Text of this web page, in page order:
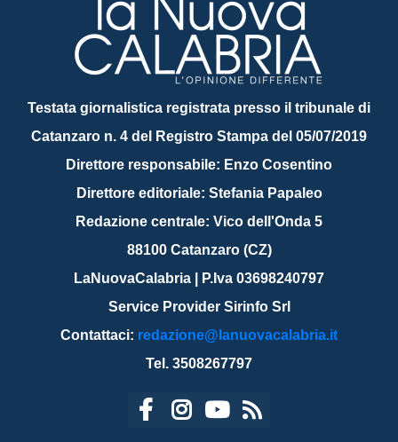
Testata giornalistica registrata presso il tribunale di
Catanzaro n. 4 del Registro Stampa del 05/07/2019
Direttore responsabile: Enzo Cosentino
Direttore editoriale: Stefania Papaleo
Redazione centrale: Vico dell'Onda 5
88100 Catanzaro (CZ)
LaNuovaCalabria | P.Iva 03698240797
Service Provider Sirinfo Srl
Contattaci: redazione@lanuovacalabria.it
Tel. 3508267797